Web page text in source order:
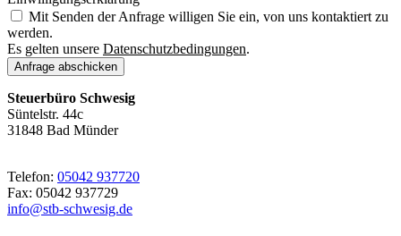
Mit Senden der Anfrage willigen Sie ein, von uns kontaktiert zu
werden.
Es gelten unsere Datenschutzbedingungen.
Anfrage abschicken
Steuerbüro Schwesig
Süntelstr. 44c
31848 Bad Münder
Telefon: 05042 937720
Fax: 05042 937729
info@stb-schwesig.de